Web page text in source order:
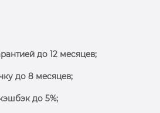
до 12 месяцев;
до 8 месяцев;
до 5%;